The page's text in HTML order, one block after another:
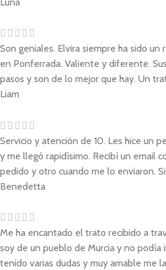
Son geniales. Elvira siempre ha sido
en Ponferrada. Valiente y diferente.
pasos y son de lo mejor que hay. Un
Liam
Servicio y atención de 10. Les hice un
y me llegó rapidísimo. Recibí un email
pedido y otro cuando me lo enviaron.
Benedetta
Me ha encantado el trato recibido a
soy de un pueblo de Murcia y no podía
tenido varias dudas y muy amable me